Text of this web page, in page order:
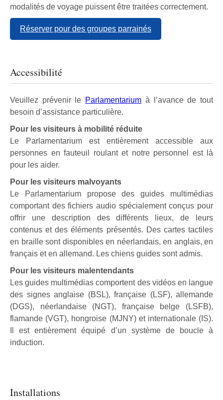
modalités de voyage puissent être traitées correctement.
Réserver pour des groupes parrainés
Accessibilité
Veuillez prévenir le Parlamentarium à l’avance de tout
besoin d’assistance particulière.
Pour les visiteurs à mobilité réduite
Le Parlamentarium est entièrement accessible aux
personnes en fauteuil roulant et notre personnel est là
pour les aider.
Pour les visiteurs malvoyants
Le Parlamentarium propose des guides multimédias
comportant des fichiers audio spécialement conçus pour
offrir une description des différents lieux, de leurs
contenus et des éléments présentés. Des cartes tactiles
en braille sont disponibles en néerlandais, en anglais, en
français et en allemand. Les chiens guides sont admis.
Pour les visiteurs malentendants
Les guides multimédias comportent des vidéos en langue
des signes anglaise (BSL), française (LSF), allemande
(DGS), néerlandaise (NGT), française belge (LSFB),
flamande (VGT), hongroise (MJNY) et internationale (IS).
Il est entièrement équipé d’un système de boucle à
induction.
Installations